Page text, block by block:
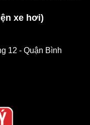
xe hơi)
12 - Quận Bình